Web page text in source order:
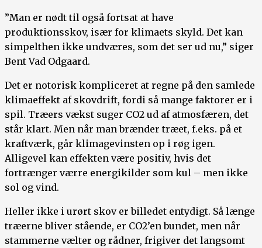
”Man er nødt til også fortsat at have
produktionsskov, især for klimaets skyld. Det kan
simpelthen ikke undværes, som det ser ud nu,” siger
Bent Vad Odgaard.
Det er notorisk kompliceret at regne på den samlede
klimaeffekt af skovdrift, fordi så mange faktorer er i
spil. Træers vækst suger CO2 ud af atmosfæren, det
står klart. Men når man brænder træet, f.eks. på et
kraftværk, går klimagevinsten op i røg igen.
Alligevel kan effekten være positiv, hvis det
fortrænger værre energikilder som kul – men ikke
sol og vind.
Heller ikke i urørt skov er billedet entydigt. Så længe
træerne bliver stående, er CO2’en bundet, men når
stammerne vælter og rådner, frigiver det langsomt